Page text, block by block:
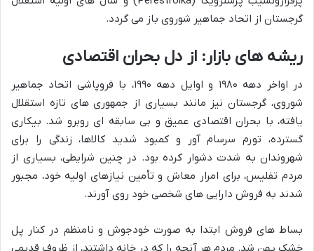
گرجستان از اتحاد جماهیر شوروی باز می گردد.
ریشه های بازار: از دل بحران اقتصادی
در اواخر دهه ۱۹۸۰ و اوایل دهه ۱۹۹۰، با فروپاشی اتحاد جماهیر
شوروی، گرجستان نیز مانند بسیاری از جمهوری های تازه استقلال
یافته، با بحران اقتصادی عمیق و بی سابقه ای روبرو شد. بیکاری
گسترده، تورم سرسام آور و کمبود شدید کالاها، زندگی را برای
شهروندان به شدت دشوار کرده بود. در چنین شرایطی، بسیاری از
مردم تفلیس، برای امرار معاش و تأمین نیازهای اولیه خود، مجبور
شدند به فروش دارایی های شخصی خود روی آورند.
بساط های فروش ابتدا به صورت خودجوش و نامنظم در کنار پل